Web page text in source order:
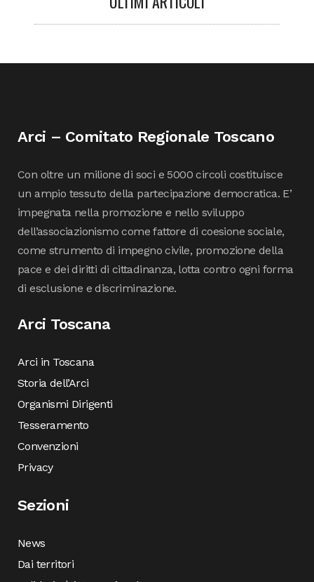
Arci – Comitato Regionale Toscano
Con oltre un milione di soci e 5000 circoli costituisce
un ampio tessuto della partecipazione democratica. E’
impegnata nella promozione e nello sviluppo
dell’associazionismo come fattore di coesione sociale,
come strumento di impegno civile, promozione della
pace e dei diritti di cittadinanza, lotta contro ogni forma
di esclusione e discriminazione.
Arci Toscana
Arci in Toscana
Storia dell’Arci
Organismi Dirigenti
Tesseramento
Convenzioni
Privacy
Sezioni
News
Dai territori